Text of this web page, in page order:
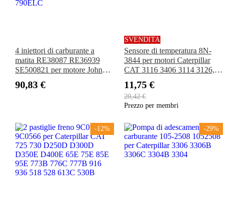
4 iniettori di carburante a
matita RE38087 RE36939
SE500821 per motore John
escavatore 490 190E 290D
90,83 €
SVENDITA
Sensore di temperatura 8N-
3844 per motori Caterpillar
CAT 3116 3406 3114 3126,
225B 235B 235C 235D,
camion 768C 776C.
11,75 €
20,42 €
Prezzo per membri
-12% -29%